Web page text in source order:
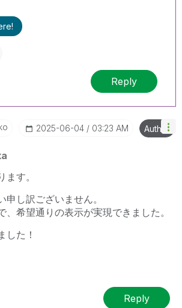
Reply
‎2025-06-04 03:23 AM Author
す。
し訳ございません。
、希望通りの表示が実現できました。
した！
Reply